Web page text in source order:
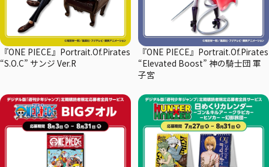
『ONE PIECE』Portrait.Of.Pirates
“S.O.C” サンジ Ver.R
『ONE PIECE』Portrait.Of.Pirates
“Elevated Boost” 神の騎士団 軍
子宮